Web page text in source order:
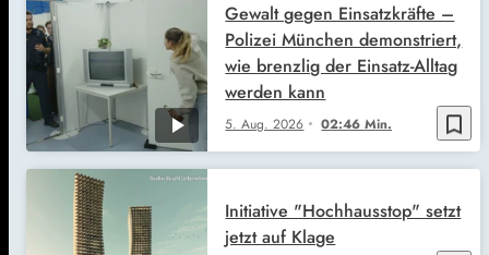
bookmark_border
5. Aug. 2026 02:46 Min.
Gewalt gegen Einsatzkräfte –
Polizei München demonstriert,
wie brenzlig der Einsatz-Alltag
werden kann
Initiative "Hochhausstop" setzt
jetzt auf Klage